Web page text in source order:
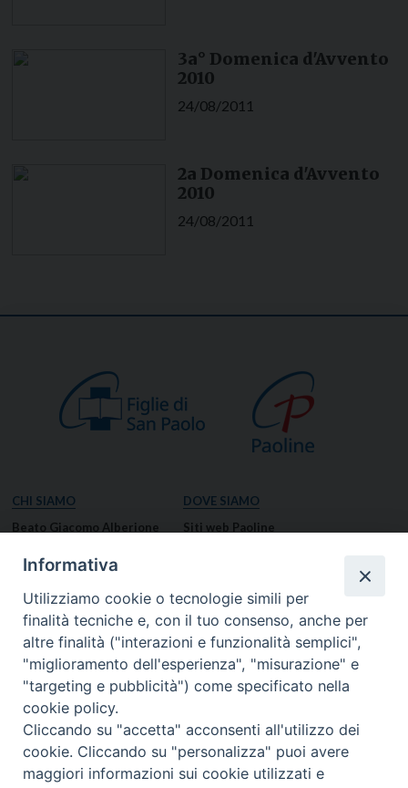
3a° Domenica d'Avvento
2010
24/08/2011
2a Domenica d'Avvento
2010
24/08/2011
CHI SIAMO
Beato Giacomo Alberione
Missione Paolina
Luoghi delle Origini
Governo Generale
Famiglia Paolina
DOVE SIAMO
Siti web Paoline
Notizie dal governo generale
Notizie in breve
RISORSE
Preghiere
Bollettino – PaolineOnline
I NOSTRI CONTATTI
Informativa
Utilizziamo cookie o tecnologie simili per
finalità tecniche e, con il tuo consenso, anche per
altre finalità ("interazioni e funzionalità semplici",
"miglioramento dell'esperienza", "misurazione" e
"targeting e pubblicità") come specificato nella
cookie policy.
Cliccando su "accetta" acconsenti all'utilizzo dei
cookie. Cliccando su "personalizza" puoi avere
maggiori informazioni sui cookie utilizzati e